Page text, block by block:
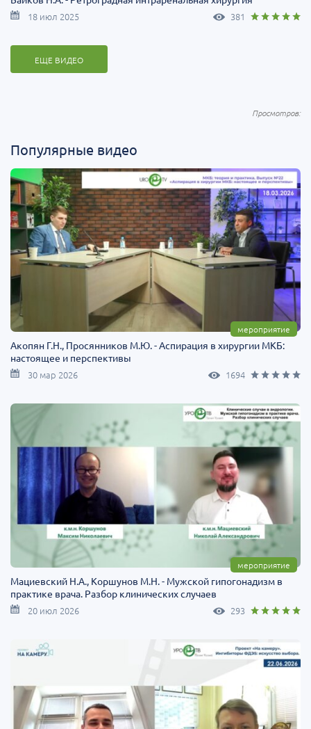
18 июл 2025 381
ЕЩЕ ВИДЕО
Популярные видео
мероприятие
Акопян Г.Н., Просянников М.Ю. - Аспирация в хирургии МКБ:
настоящее и перспективы
30 мар 2026 1694
мероприятие
Мациевский Н.А., Коршунов М.Н. - Мужской гипогонадизм в
практике врача. Разбор клинических случаев
20 июл 2026 293